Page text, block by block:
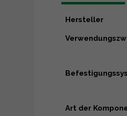
Hersteller
Art der